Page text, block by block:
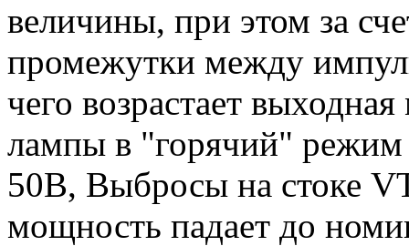
величины, при этом за
промежутки между
чего возрастает
лампы в "горячий" режим
50В, Выбросы на стоке
мощность падает до